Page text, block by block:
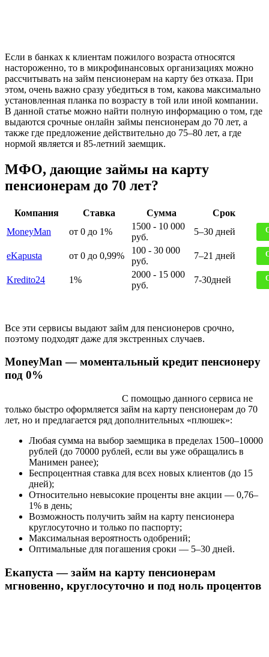
Если в банках к клиентам пожилого возраста относятся
настороженно, то в микрофинансовых организациях можно
рассчитывать на займ пенсионерам на карту без отказа. При
этом, очень важно сразу убедиться в том, какова максимально
установленная планка по возрасту в той или иной компании.
В данной статье можно найти полную информацию о том, где
выдаются срочные онлайн займы пенсионерам до 70 лет, а
также где предложение действительно до 75–80 лет, а где
нормой является и 85-летний заемщик.
МФО, дающие займы на карту
пенсионерам до 70 лет?
Компания Ставка Сумма
Срок
MoneyMan
от 0 до 1%
1500 - 10 000
руб.
5–30 дней
eKapusta от 0 до 0,99%
100 - 30 000
руб.
7–21 дней
Kredito24 1%
2000 - 15 000
руб.
7-30дней
Все эти сервисы выдают займ для пенсионеров срочно,
поэтому подходят даже для экстренных случаев.
MoneyMan — моментальный кредит пенсионеру
под 0%
С помощью данного сервиса не
только быстро оформляется займ на карту пенсионерам до 70
лет, но и предлагается ряд дополнительных «плюшек»:
Любая сумма на выбор заемщика в пределах 1500–10000
рублей (до 70000 рублей, если вы уже обращались в
Манимен ранее);
Беспроцентная ставка для всех новых клиентов (до 15
дней);
Относительно невысокие проценты вне акции — 0,76–
1% в день;
Возможность получить займ на карту пенсионера
круглосуточно и только по паспорту;
Максимальная вероятность одобрений;
Оптимальные для погашения сроки — 5–30 дней.
Екапуста — займ на карту пенсионерам
мгновенно, круглосуточно и под ноль процентов